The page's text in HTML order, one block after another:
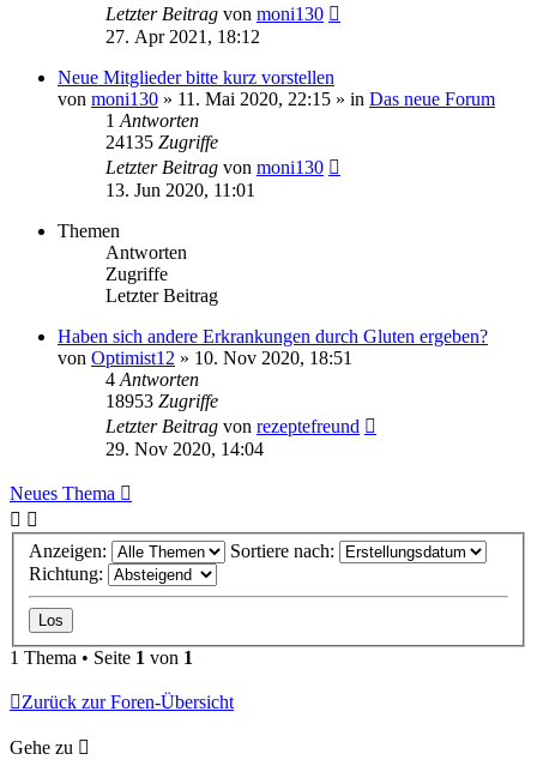
Letzter Beitrag von moni130
27. Apr 2021, 18:12
Neue Mitglieder bitte kurz vorstellen
von moni130 » 11. Mai 2020, 22:15 » in Das neue Forum
1 Antworten
24135 Zugriffe
Letzter Beitrag von moni130
13. Jun 2020, 11:01
Themen
Antworten
Zugriffe
Letzter Beitrag
Haben sich andere Erkrankungen durch Gluten ergeben?
von Optimist12 » 10. Nov 2020, 18:51
4 Antworten
18953 Zugriffe
Letzter Beitrag von rezeptefreund
29. Nov 2020, 14:04
Neues Thema
Anzeigen:
Sortiere nach:
Richtung:
1 Thema • Seite 1 von 1
Zurück zur Foren-Übersicht
Gehe zu